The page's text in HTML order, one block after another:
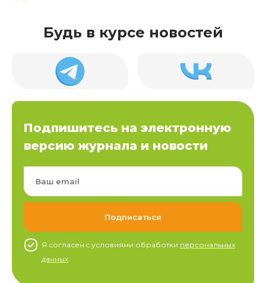
Будь в курсе новостей
Подпишитесь на электронную
версию журнала и новости
Я согласен c условиями обработки персональных
данных